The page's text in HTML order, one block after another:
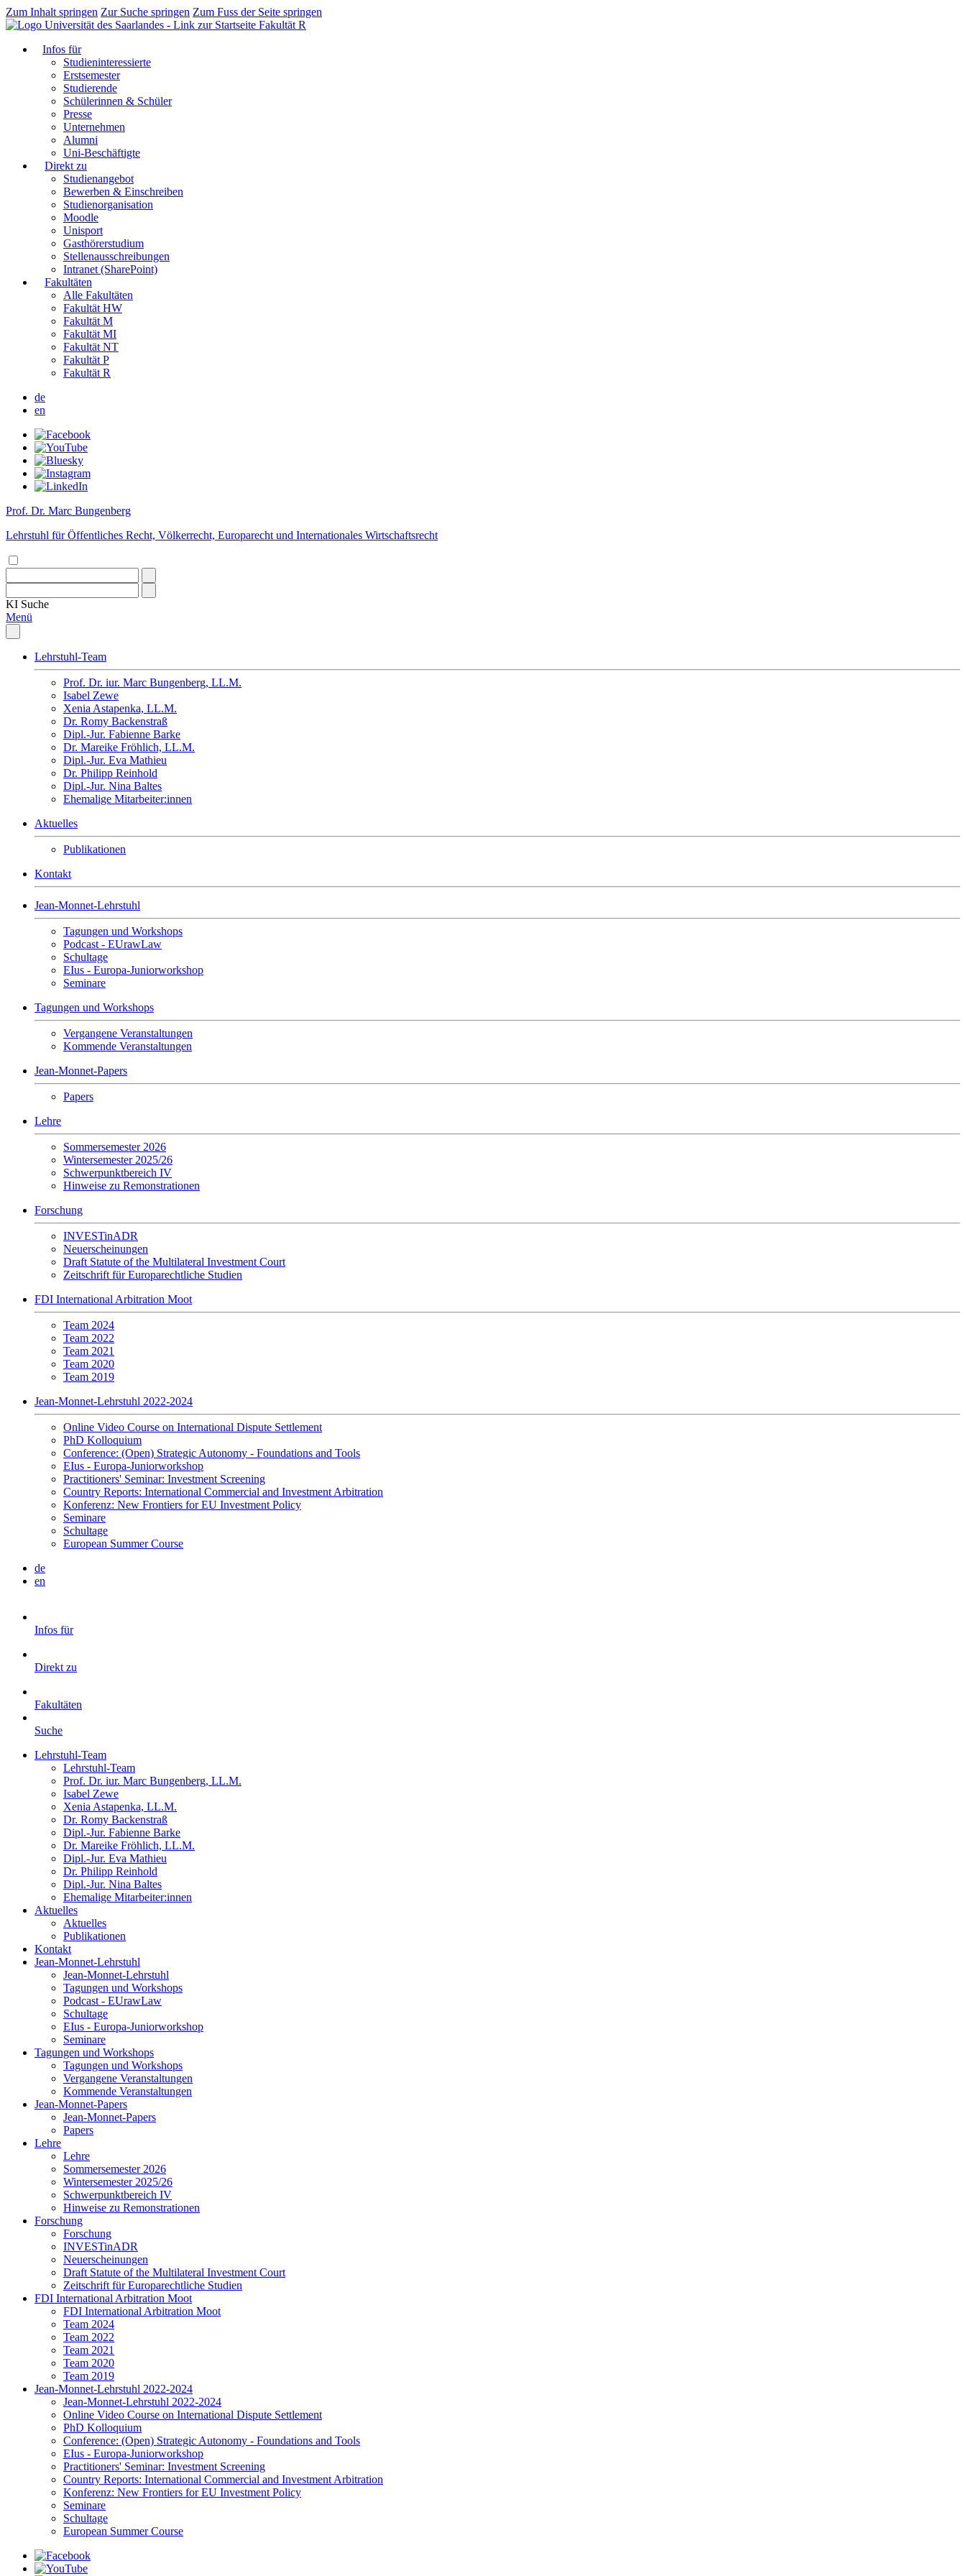
Zum Inhalt springen Zur Suche springen Zum Fuss der Seite springen
Fakultät R
Infos für
Studieninteressierte
Erstsemester
Studierende
Schülerinnen & Schüler
Presse
Unternehmen
Alumni
Uni-Beschäftigte
Direkt zu
Studienangebot
Bewerben & Einschreiben
Studienorganisation
Moodle
Unisport
Gasthörerstudium
Stellenausschreibungen
Intranet (SharePoint)
Fakultäten
Alle Fakultäten
Fakultät HW
Fakultät M
Fakultät MI
Fakultät NT
Fakultät P
Fakultät R
de
en
Prof. Dr. Marc Bungenberg
Lehrstuhl für Öffentliches Recht, Völkerrecht, Europarecht und Internationales Wirtschaftsrecht
KI Suche
Menü
Lehrstuhl-Team
Prof. Dr. iur. Marc Bungenberg, LL.M.
Isabel Zewe
Xenia Astapenka, LL.M.
Dr. Romy Backenstraß
Dipl.-Jur. Fabienne Barke
Dr. Mareike Fröhlich, LL.M.
Dipl.-Jur. Eva Mathieu
Dr. Philipp Reinhold
Dipl.-Jur. Nina Baltes
Ehemalige Mitarbeiter:innen
Aktuelles
Publikationen
Kontakt
Jean-Monnet-Lehrstuhl
Tagungen und Workshops
Podcast - EUrawLaw
Schultage
EIus - Europa-Juniorworkshop
Seminare
Tagungen und Workshops
Vergangene Veranstaltungen
Kommende Veranstaltungen
Jean-Monnet-Papers
Papers
Lehre
Sommersemester 2026
Wintersemester 2025/26
Schwerpunktbereich IV
Hinweise zu Remonstrationen
Forschung
INVESTinADR
Neuerscheinungen
Draft Statute of the Multilateral Investment Court
Zeitschrift für Europarechtliche Studien
FDI International Arbitration Moot
Team 2024
Team 2022
Team 2021
Team 2020
Team 2019
Jean-Monnet-Lehrstuhl 2022-2024
Online Video Course on International Dispute Settlement
PhD Kolloquium
Conference: (Open) Strategic Autonomy - Foundations and Tools
EIus - Europa-Juniorworkshop
Practitioners' Seminar: Investment Screening
Country Reports: International Commercial and Investment Arbitration
Konferenz: New Frontiers for EU Investment Policy
Seminare
Schultage
European Summer Course
de
en
Infos für
Direkt zu
Fakultäten
Suche
Lehrstuhl-Team
Lehrstuhl-Team
Prof. Dr. iur. Marc Bungenberg, LL.M.
Isabel Zewe
Xenia Astapenka, LL.M.
Dr. Romy Backenstraß
Dipl.-Jur. Fabienne Barke
Dr. Mareike Fröhlich, LL.M.
Dipl.-Jur. Eva Mathieu
Dr. Philipp Reinhold
Dipl.-Jur. Nina Baltes
Ehemalige Mitarbeiter:innen
Aktuelles
Aktuelles
Publikationen
Kontakt
Jean-Monnet-Lehrstuhl
Jean-Monnet-Lehrstuhl
Tagungen und Workshops
Podcast - EUrawLaw
Schultage
EIus - Europa-Juniorworkshop
Seminare
Tagungen und Workshops
Tagungen und Workshops
Vergangene Veranstaltungen
Kommende Veranstaltungen
Jean-Monnet-Papers
Jean-Monnet-Papers
Papers
Lehre
Lehre
Sommersemester 2026
Wintersemester 2025/26
Schwerpunktbereich IV
Hinweise zu Remonstrationen
Forschung
Forschung
INVESTinADR
Neuerscheinungen
Draft Statute of the Multilateral Investment Court
Zeitschrift für Europarechtliche Studien
FDI International Arbitration Moot
FDI International Arbitration Moot
Team 2024
Team 2022
Team 2021
Team 2020
Team 2019
Jean-Monnet-Lehrstuhl 2022-2024
Jean-Monnet-Lehrstuhl 2022-2024
Online Video Course on International Dispute Settlement
PhD Kolloquium
Conference: (Open) Strategic Autonomy - Foundations and Tools
EIus - Europa-Juniorworkshop
Practitioners' Seminar: Investment Screening
Country Reports: International Commercial and Investment Arbitration
Konferenz: New Frontiers for EU Investment Policy
Seminare
Schultage
European Summer Course